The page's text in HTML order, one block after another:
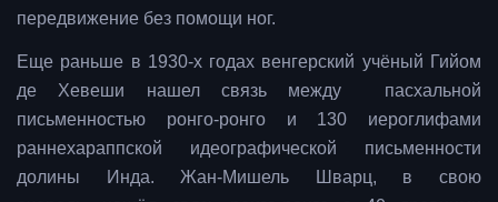
передвижение без помощи ног.
Еще раньше в 1930-х годах венгерский учёный Гийом
де Хевеши нашел связь между пасхальной
письменностью ронго-ронго и 130 иероглифами
раннехараппской идеографической письменности
долины Инда. Жан-Мишель Шварц, в свою